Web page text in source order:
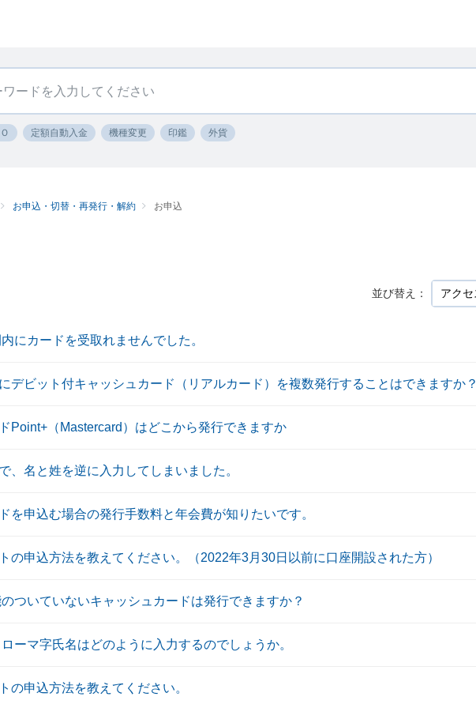
定額自動入金 機種変更 印鑑 外貨
お申込・切替・再発行・解約 お申込
並び替え：
にカードを受取れませんでした。
デビット付キャッシュカード（リアルカード）を複数発行することはできますか？
Point+（Mastercard）はどこから発行できますか
、名と姓を逆に入力してしまいました。
を申込む場合の発行手数料と年会費が知りたいです。
の申込方法を教えてください。（2022年3月30日以前に口座開設された方）
ついていないキャッシュカードは発行できますか？
ーマ字氏名はどのように入力するのでしょうか。
の申込方法を教えてください。